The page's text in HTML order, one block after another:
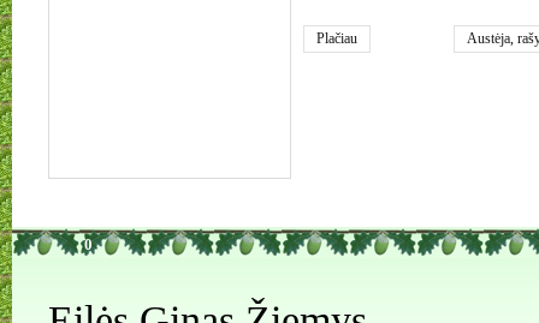
Plačiau Austėja,
0